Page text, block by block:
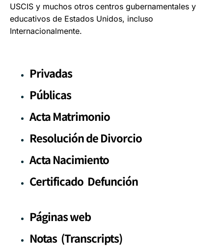
USCIS y muchos otros centros gubernamentales y
educativos de Estados Unidos, incluso
Internacionalmente.
Privadas
Públicas
Acta Matrimonio
Resolución de Divorcio
Acta Nacimiento
Certificado Defunción
Páginas web
Notas (Transcripts)